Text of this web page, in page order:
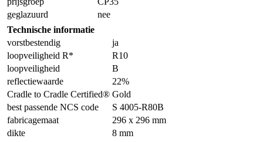
geglazuurd
nee
Technische informatie
vorstbestendig
ja
loopveiligheid R*
R10
loopveiligheid
B
reflectiewaarde
22%
Cradle to Cradle Certified® Gold
best passende NCS code
S 4005-R80B
fabricagemaat
296 x 296 mm
dikte
8 mm